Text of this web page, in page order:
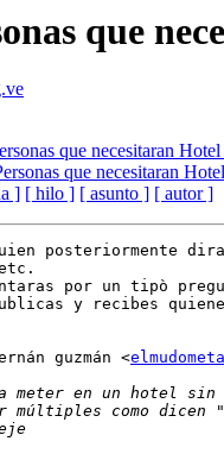
que
que necesitaran
que necesitaran
] [ hilo ] [ asunto ] [ autor ]
posteriormente
por un tipò
y recibes
guzmán <